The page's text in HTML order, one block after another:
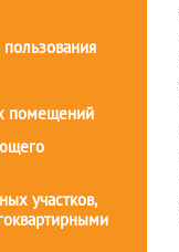
помещений
участков,